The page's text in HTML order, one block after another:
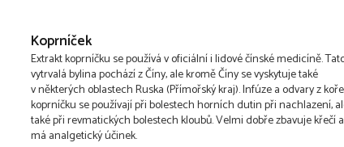
Koprníček
Extrakt koprníčku se používá v oficiální i lidové čínské medicíně.
vytrvalá bylina pochází z Číny, ale kromě Číny se vyskytuje také
v některých oblastech Ruska (Přímořský kraj). Infúze a odvary z
koprníčku se používají při bolestech horních dutin při nachlazení,
také při revmatických bolestech kloubů. Velmi dobře zbavuje křečí a
má analgetický účinek.